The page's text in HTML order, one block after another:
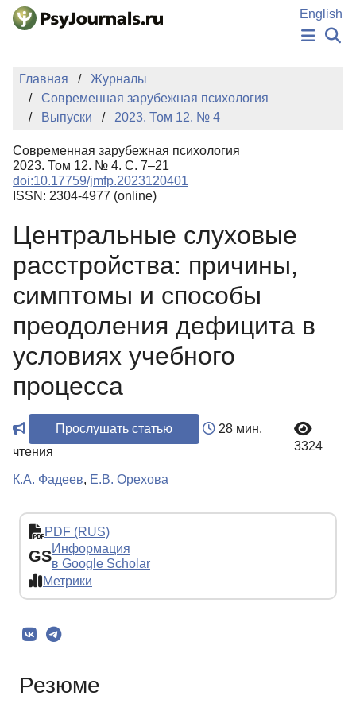
Перейти к основному содержанию
English
НОВОСТИ
ИЗДАНИЯ
АВТОРЫ
БАЗА ЗНАНИЙ
КЛЮЧЕВЫЕ СЛОВА
Регистрация
Главная
Журналы
Современная зарубежная психология
Выпуски
2023. Том 12. № 4
Современная зарубежная психология
2023. Том 12. № 4. С. 7–21
doi:10.17759/jmfp.2023120401
ISSN: 2304-4977 (online)
Центральные слуховые
расстройства: причины,
симптомы и способы
преодоления дефицита в
условиях учебного
процесса
Прослушать статью
28 мин.
чтения
3324
К.А. Фадеев, Е.В. Орехова
PDF (RUS)
GSИнформация
в Google Scholar
Метрики
Резюме